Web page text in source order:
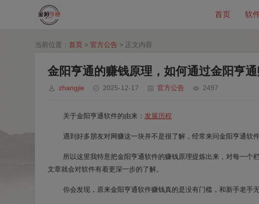
首页 软
当前位置： 首页 > 官方公告 > 正文内容
金阳亨通的赚钱原理，如何通过金阳亨通
zhangjie 2025-12-17 官方公告 2497
关于金阳亨通软件的由来： 发展历程
遇到好多朋友对网赚这一块并不是很了解，经常来问金阳亨通软
所以这里我特意把金阳亨通软件的赚钱原理提炼出来，对每一个
文章就会对软件有着更深一步的了解。
你会发现，原来金阳亨通软件赚钱真的是没有门槛，和新手老手无